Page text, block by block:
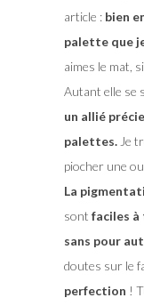
article :bien
palette que
aimes le mat,
Autant elle se
un allié
palettes.Je
piocher une
La
sont faciles à
sans pour
doutes sur le
perfection !